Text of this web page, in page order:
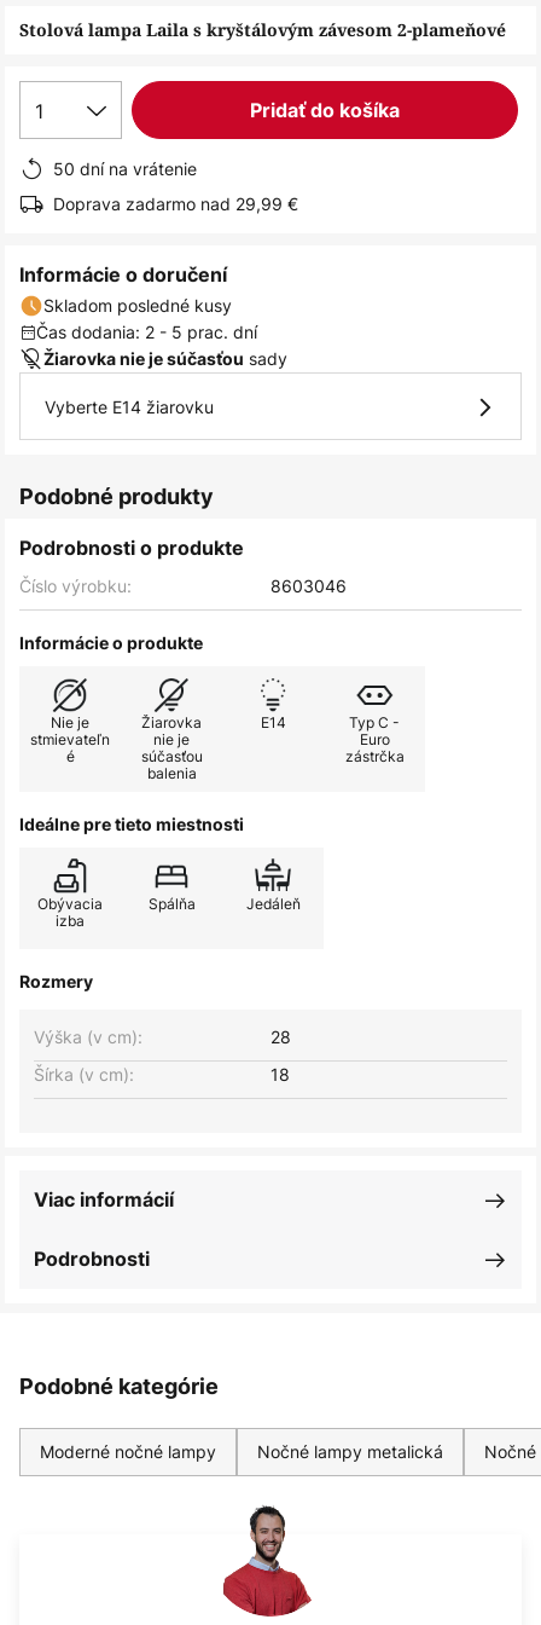
Stolová lampa Laila s kryštálovým závesom 2-plameňové
1 Pridať do košíka
50 dní na vrátenie
Doprava zadarmo nad 29,99 €
Informácie o doručení
Skladom posledné kusy
Čas dodania: 2 - 5 prac. dní
Žiarovka nie je súčasťou sady
Vyberte E14 žiarovku
Podobné produkty
Podrobnosti o produkte
Číslo výrobku: 8603046
Informácie o produkte
Nie je
stmievateľn
é
Žiarovka
nie je
súčasťou
balenia
E14
Typ C -
Euro
zástrčka
Ideálne pre tieto miestnosti
Obývacia
izba
Spálňa Jedáleň
Rozmery
Šírka (v cm): 18
Výška (v cm): 28
Podrobnosti
Viac informácií
Podobné kategórie
Moderné nočné lampy Nočné lampy metalická